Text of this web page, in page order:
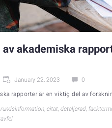
akademiska
January 22, 2023 0
rapporter är en viktig del av
, citat, detaljerad,